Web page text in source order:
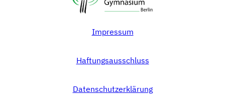
Impressum
Haftungsausschluss
Datenschutzerklärung